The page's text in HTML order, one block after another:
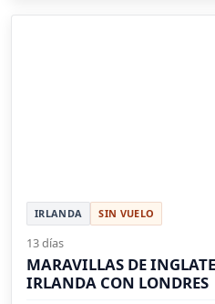
IRLANDA SIN VUELO
13 días
MARAVILLAS DE
IRLANDA CON LONDRES